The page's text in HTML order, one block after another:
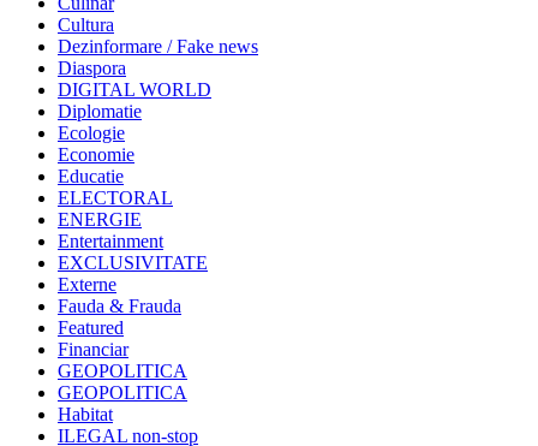
Cultura
Dezinformare / Fake news
Diaspora
DIGITAL WORLD
Diplomatie
Ecologie
Economie
Educatie
ELECTORAL
ENERGIE
Entertainment
EXCLUSIVITATE
Externe
Fauda & Frauda
Featured
Financiar
GEOPOLITICA
GEOPOLITICA
Habitat
ILEGAL non-stop